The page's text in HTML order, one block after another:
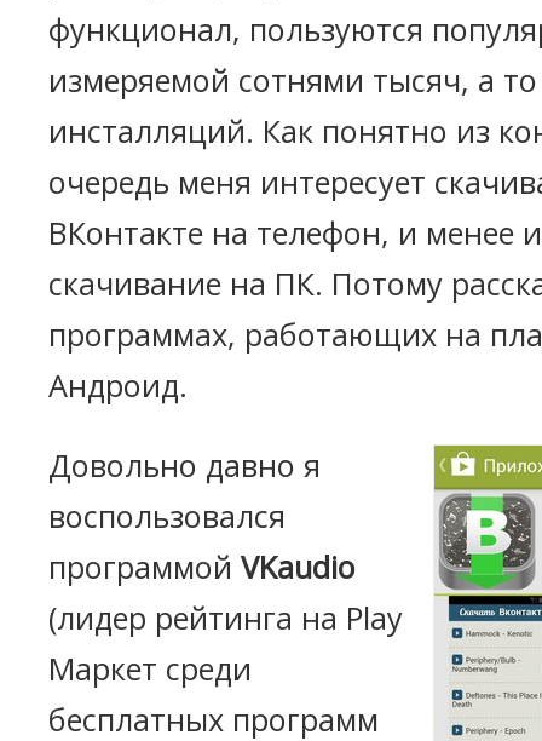
функционал, пользуются
измеряемой сотнями тысяч, а
инсталляций. Как понятно из
очередь меня интересует
ВКонтакте на телефон, и менее
скачивание на ПК. Потому
программах, работающих на
Андроид.
Довольно давно я
воспользовался
программой VKaudio
(лидер рейтинга на Play
Маркет среди
бесплатных программ